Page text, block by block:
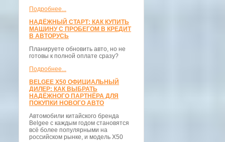
Подробнее...
НАДЁЖНЫЙ СТАРТ: КАК КУПИТЬ
МАШИНУ С ПРОБЕГОМ В КРЕДИТ
В АВТОРУСЬ
Планируете обновить авто, но не
готовы к полной оплате сразу?
Подробнее...
BELGEE X50 ОФИЦИАЛЬНЫЙ
ДИЛЕР: КАК ВЫБРАТЬ
НАДЁЖНОГО ПАРТНЁРА ДЛЯ
ПОКУПКИ НОВОГО АВТО
Автомобили китайского бренда
Belgee с каждым годом становятся
всё более популярными на
российском рынке, и модель X50